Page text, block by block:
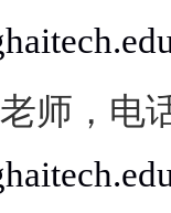
师，电